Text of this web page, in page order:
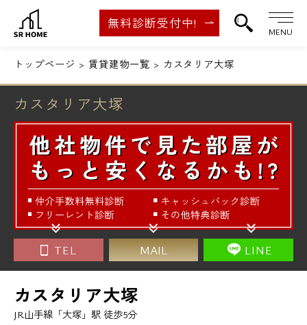
無料診断受付中!
MENU
トップページ 賃貸建物一覧 カスタリア大塚
カスタリア大塚
TEL MAIL LINE
カスタリア大塚
JR山手線「大塚」駅 徒歩5分